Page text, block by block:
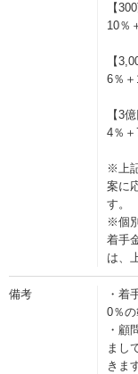
【
10％
【
6％＋
【3
4％＋
※上
案に
す。
※個
着手
は、
備考
・着
0％
・顧
まし
きま